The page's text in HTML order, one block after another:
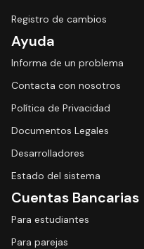
Registro de cambios
Ayuda
Informa de un problema
Contacta con nosotros
Política de Privacidad
Documentos Legales
Desarrolladores
Estado del sistema
Cuentas Bancarias
Para estudiantes
Para parejas